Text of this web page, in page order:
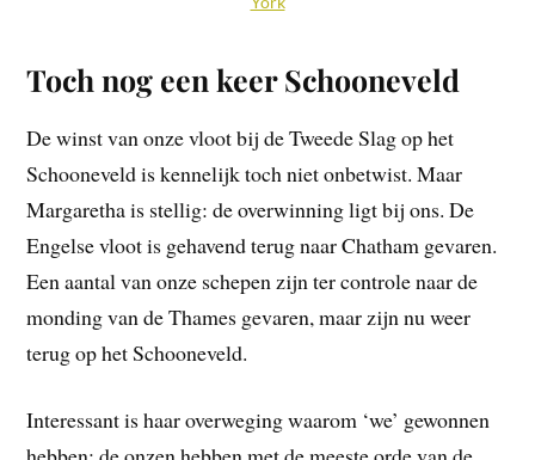
Toch nog een keer Schooneveld
De winst van onze vloot bij de Tweede Slag op het
Schooneveld is kennelijk toch niet onbetwist. Maar
Margaretha is stellig: de overwinning ligt bij ons. De
Engelse vloot is gehavend terug naar Chatham gevaren.
Een aantal van onze schepen zijn ter controle naar de
monding van de Thames gevaren, maar zijn nu weer
terug op het Schooneveld.
Interessant is haar overweging waarom ‘we’ gewonnen